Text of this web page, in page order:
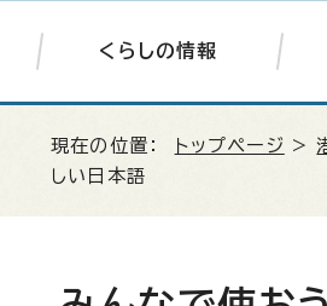
くらしの情報
現在の位置： トップページ >
しい日本語